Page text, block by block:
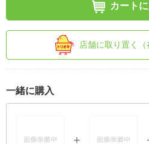
カート
店舗に取り置く（
一緒に購入